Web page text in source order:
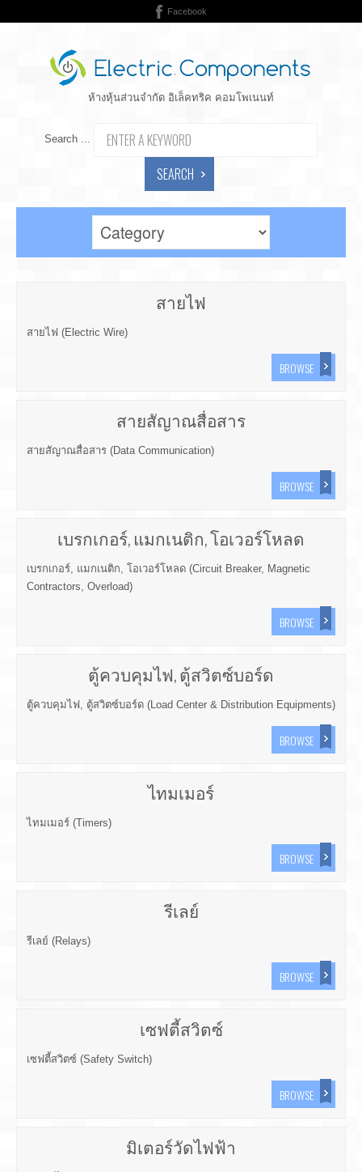
Facebook
ห้างหุ้นส่วนจำกัด อิเล็คทริค คอมโพเนนท์
Search ...
SEARCH
สายไฟ
สายไฟ (Electric Wire)
BROWSE
สายสัญาณสื่อสาร
สายสัญาณสื่อสาร (Data Communication)
BROWSE
เบรกเกอร์, แมกเนติก, โอเวอร์โหลด
เบรกเกอร์, แมกเนติก, โอเวอร์โหลด (Circuit Breaker, Magnetic
Contractors, Overload)
BROWSE
ตู้ควบคุมไฟ, ตู้สวิตซ์บอร์ด
ตู้ควบคุมไฟ, ตู้สวิตซ์บอร์ด (Load Center & Distribution Equipments)
BROWSE
ไทมเมอร์
ไทมเมอร์ (Timers)
BROWSE
รีเลย์
รีเลย์ (Relays)
BROWSE
เซฟตี้สวิตซ์
เซฟตี้สวิตซ์ (Safety Switch)
BROWSE
มิเตอร์วัดไฟฟ้า